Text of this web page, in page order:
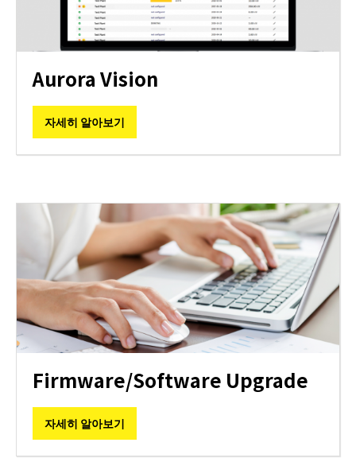
Aurora Vision
자세히 알아보기
Firmware/Software Upgrade
자세히 알아보기